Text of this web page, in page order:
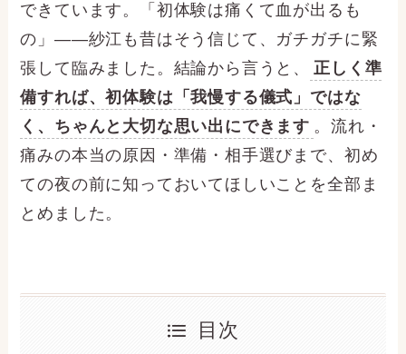
できています。「初体験は痛くて血が出るも
の」——紗江も昔はそう信じて、ガチガチに緊
張して臨みました。結論から言うと、
正しく準
備すれば、初体験は「我慢する儀式」ではな
く、ちゃんと大切な思い出にできます 。流れ・
痛みの本当の原因・準備・相手選びまで、初め
ての夜の前に知っておいてほしいことを全部ま
とめました。
目次